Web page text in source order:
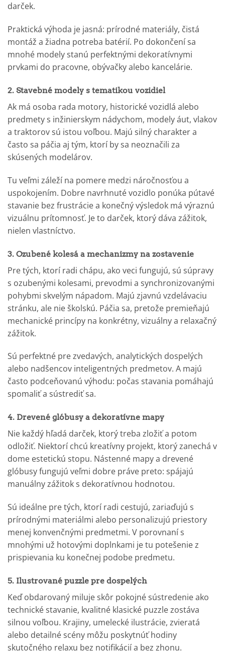
darček.
Praktická výhoda je jasná: prírodné materiály, čistá
montáž a žiadna potreba batérií. Po dokončení sa
mnohé modely stanú perfektnými dekoratívnymi
prvkami do pracovne, obývačky alebo kancelárie.
2. Stavebné modely s tematikou vozidiel
Ak má osoba rada motory, historické vozidlá alebo
predmety s inžinierskym nádychom, modely áut, vlakov
a traktorov sú istou voľbou. Majú silný charakter a
často sa páčia aj tým, ktorí by sa neoznačili za
skúsených modelárov.
Tu veľmi záleží na pomere medzi náročnosťou a
uspokojením. Dobre navrhnuté vozidlo ponúka pútavé
stavanie bez frustrácie a konečný výsledok má výraznú
vizuálnu prítomnosť. Je to darček, ktorý dáva zážitok,
nielen vlastníctvo.
3. Ozubené kolesá a mechanizmy na zostavenie
Pre tých, ktorí radi chápu, ako veci fungujú, sú súpravy
s ozubenými kolesami, prevodmi a synchronizovanými
pohybmi skvelým nápadom. Majú zjavnú vzdelávaciu
stránku, ale nie školskú. Páčia sa, pretože premieňajú
mechanické princípy na konkrétny, vizuálny a relaxačný
zážitok.
Sú perfektné pre zvedavých, analytických dospelých
alebo nadšencov inteligentných predmetov. A majú
často podceňovanú výhodu: počas stavania pomáhajú
spomaliť a sústrediť sa.
4. Drevené glóbusy a dekoratívne mapy
Nie každý hľadá darček, ktorý treba zložiť a potom
odložiť. Niektorí chcú kreatívny projekt, ktorý zanechá v
dome estetickú stopu. Nástenné mapy a drevené
glóbusy fungujú veľmi dobre práve preto: spájajú
manuálny zážitok s dekoratívnou hodnotou.
Sú ideálne pre tých, ktorí radi cestujú, zariaďujú s
prírodnými materiálmi alebo personalizujú priestory
menej konvenčnými predmetmi. V porovnaní s
mnohými už hotovými doplnkami je tu potešenie z
prispievania ku konečnej podobe predmetu.
5. Ilustrované puzzle pre dospelých
Keď obdarovaný miluje skôr pokojné sústredenie ako
technické stavanie, kvalitné klasické puzzle zostáva
silnou voľbou. Krajiny, umelecké ilustrácie, zvieratá
alebo detailné scény môžu poskytnúť hodiny
skutočného relaxu bez notifikácií a bez zhonu.